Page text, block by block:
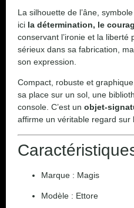
La silhouette de l’âne,
ici la détermination, le
conservant l’ironie et la
sérieux dans sa fabrication,
son expression.
Compact, robuste et
sa place sur un sol, une
console. C’est un objet-
affirme un véritable regard sur
Marque : Magis
Modèle : Ettore